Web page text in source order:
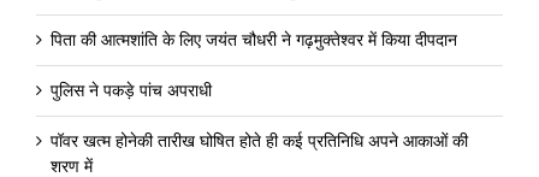
पिता की आत्मशांति के लिए जयंत चौधरी ने गढ़मुक्तेश्वर में किया दीपदान
पुलिस ने पकड़े पांच अपराधी
पॉवर खत्म होनेकी तारीख घोषित होते ही कई प्रतिनिधि अपने आकाओं की
शरण में